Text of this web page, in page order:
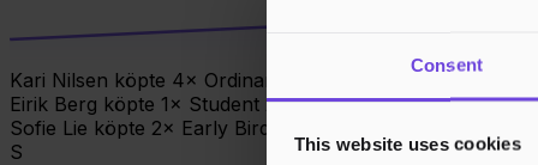
Consent
This website uses cookies
Eirik Berg köpte 1× Student
Sofie Lie köpte 2× Early Bird 2 min·Apple Pay
Ahmed Khan köpte 3× Ordinarie
S